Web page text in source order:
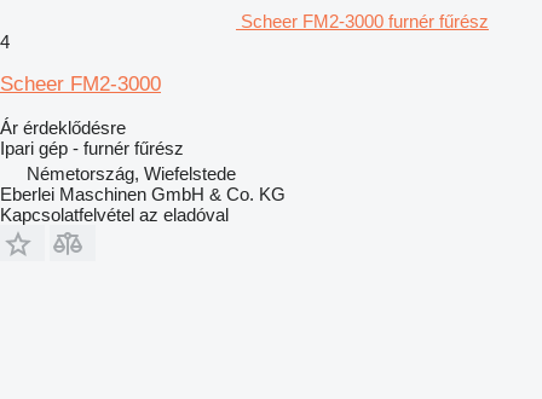
Scheer FM2-3000 furnér fűrész
4
Scheer FM2-3000
Ár érdeklődésre
Ipari gép - furnér fűrész
Németország, Wiefelstede
Eberlei Maschinen GmbH & Co. KG
Kapcsolatfelvétel az eladóval